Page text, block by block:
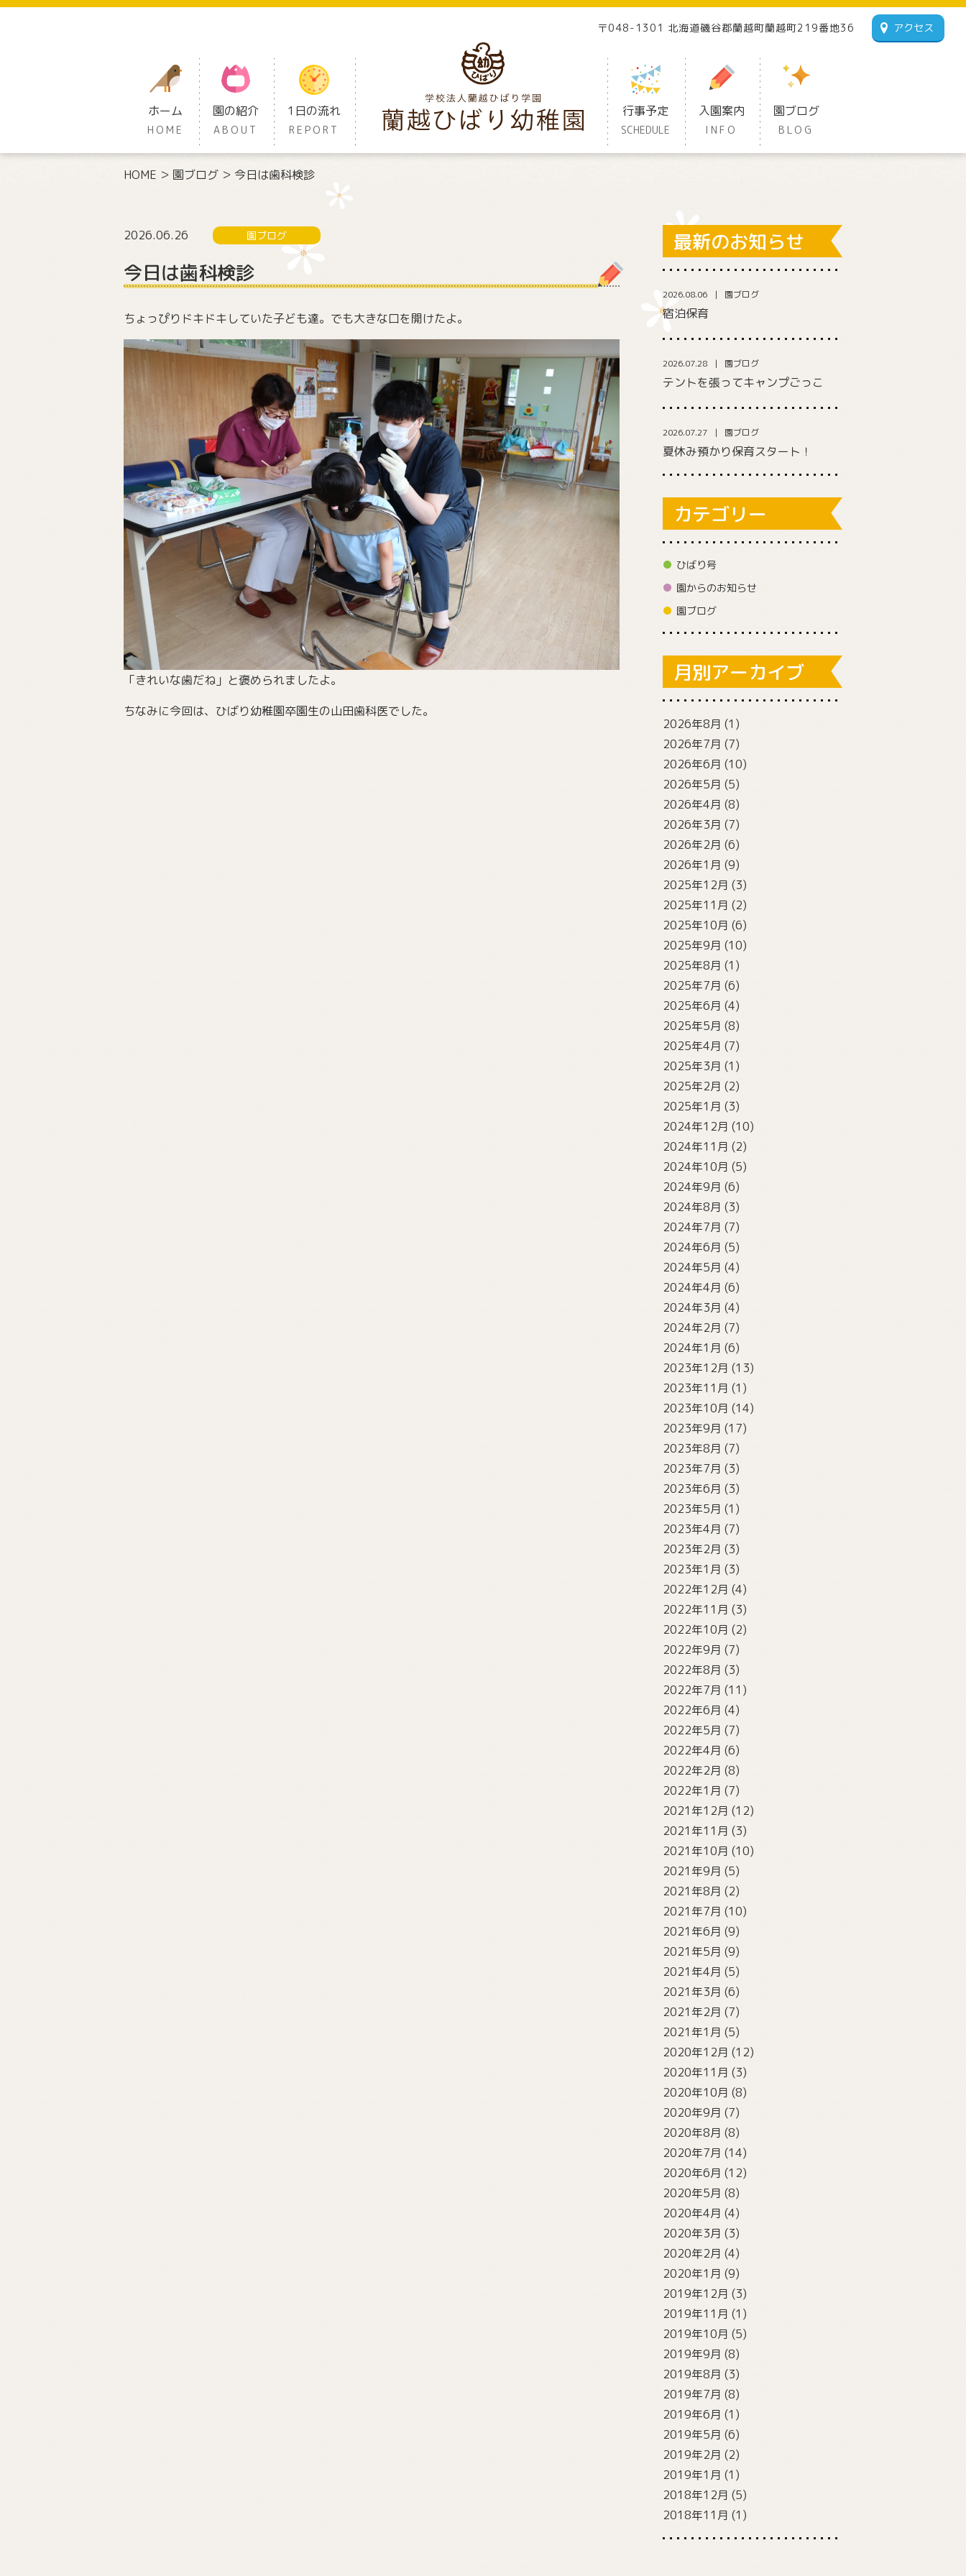
〒048-1301 北海道磯谷郡蘭越町蘭越町219番地36 アクセス
ホーム
HOME
園の紹介
ABOUT
1日の流れ
REPORT
行事予定
SCHEDULE
入園案内
INFO
園ブログ
BLOG
HOME 園ブログ 今日は歯科検診
2026.06.26 園ブログ
今日は歯科検診
ちょっぴりドキドキしていた子ども達。でも大きな口を開けたよ。
「きれいな歯だね」と褒められましたよ。
ちなみに今回は、ひばり幼稚園卒園生の山田歯科医でした。
最新のお知らせ
2026.08.06 園ブログ
宿泊保育
2026.07.28 園ブログ
テントを張ってキャンプごっこ
2026.07.27 園ブログ
夏休み預かり保育スタート！
カテゴリー
ひばり号
園からのお知らせ
園ブログ
月別アーカイブ
2026年8月 (1)
2026年7月 (7)
2026年6月 (10)
2026年5月 (5)
2026年4月 (8)
2026年3月 (7)
2026年2月 (6)
2026年1月 (9)
2025年12月 (3)
2025年11月 (2)
2025年10月 (6)
2025年9月 (10)
2025年8月 (1)
2025年7月 (6)
2025年6月 (4)
2025年5月 (8)
2025年4月 (7)
2025年3月 (1)
2025年2月 (2)
2025年1月 (3)
2024年12月 (10)
2024年11月 (2)
2024年10月 (5)
2024年9月 (6)
2024年8月 (3)
2024年7月 (7)
2024年6月 (5)
2024年5月 (4)
2024年4月 (6)
2024年3月 (4)
2024年2月 (7)
2024年1月 (6)
2023年12月 (13)
2023年11月 (1)
2023年10月 (14)
2023年9月 (17)
2023年8月 (7)
2023年7月 (3)
2023年6月 (3)
2023年5月 (1)
2023年4月 (7)
2023年2月 (3)
2023年1月 (3)
2022年12月 (4)
2022年11月 (3)
2022年10月 (2)
2022年9月 (7)
2022年8月 (3)
2022年7月 (11)
2022年6月 (4)
2022年5月 (7)
2022年4月 (6)
2022年2月 (8)
2022年1月 (7)
2021年12月 (12)
2021年11月 (3)
2021年10月 (10)
2021年9月 (5)
2021年8月 (2)
2021年7月 (10)
2021年6月 (9)
2021年5月 (9)
2021年4月 (5)
2021年3月 (6)
2021年2月 (7)
2021年1月 (5)
2020年12月 (12)
2020年11月 (3)
2020年10月 (8)
2020年9月 (7)
2020年8月 (8)
2020年7月 (14)
2020年6月 (12)
2020年5月 (8)
2020年4月 (4)
2020年3月 (3)
2020年2月 (4)
2020年1月 (9)
2019年12月 (3)
2019年11月 (1)
2019年10月 (5)
2019年9月 (8)
2019年8月 (3)
2019年7月 (8)
2019年6月 (1)
2019年5月 (6)
2019年2月 (2)
2019年1月 (1)
2018年12月 (5)
2018年11月 (1)